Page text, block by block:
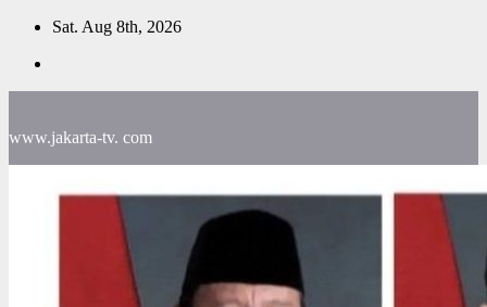
Skip
content
Sat. Aug 8th, 2026
www.jakarta-tv. com